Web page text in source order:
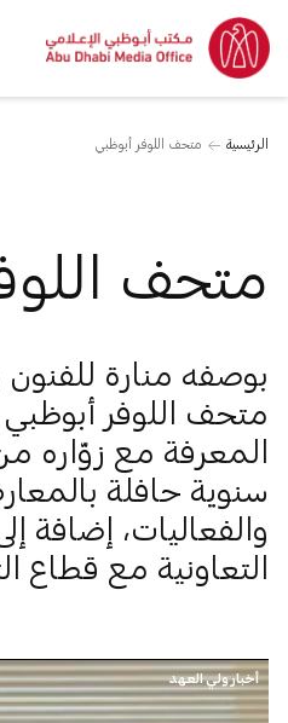
الرئيسية متحف اللوفر أبوظبي
متحف
بوصفه منارة للفنون
متحف اللوفر
المعرفة مع زوّاره
سنوية حافلة
والفعاليات، إضافة
التعاونية مع قطاع
أخبار ولي العهد